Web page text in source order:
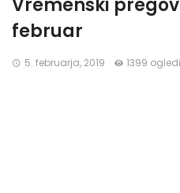
Vremenski
februar
5. februarja, 2019 1399 ogledi